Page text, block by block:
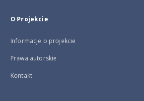
O Projekcie
Informacje o projekcie
Prawa autorskie
Kontakt